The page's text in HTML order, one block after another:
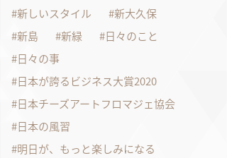
新しいスタイル
新大久保
新島
新緑
日々のこと
日々の事
日本が誇るビジネス大賞2020
日本チーズアートフロマジェ協会
日本の風習
明日が、もっと楽しみになる